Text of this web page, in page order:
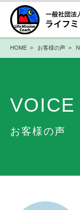
HOME > お客様の声 >
VOICE
お客様の声